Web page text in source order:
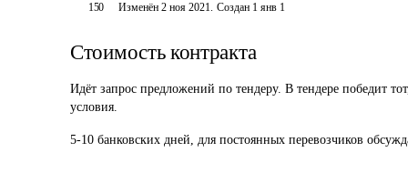
150 Изменён2 ноя 2021. Создан 1 янв 1
Стоимость контракта
Идёт запрос предложений по тендеру. В тендере победит
условия.
5-10 банковских дней, для постоянных перевозчиков